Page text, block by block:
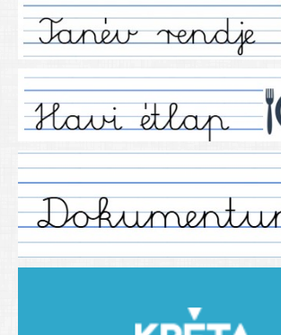
Tanáraink
Tanéveink
Régebbi tanéveink
2021/2022 tanév
2012/2013. tanév
2013/2014. tanév
2014/2015. tanév
2015/2016. tanév
2016/2017 tanév
2018/2019 tanév